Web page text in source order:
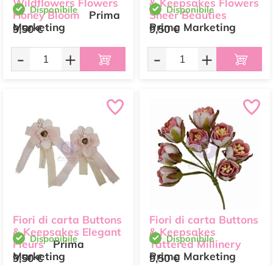
Wildflowers Flowers
Honey Bloom
Prima
Marketing
Disponibile
9,50 €
- +
& Keepsakes Flowers
Sheer Beauties
Prima Marketing
Disponibile
9,50 €
- +
Fiori di carta Buttons
& Keepsakes Elegant
Fleurs Prima
Marketing
Disponibile
9,50 €
Fiori di carta Buttons
& Keepsakes
Tattered Millinery
Prima Marketing
Disponibile
9,50 €